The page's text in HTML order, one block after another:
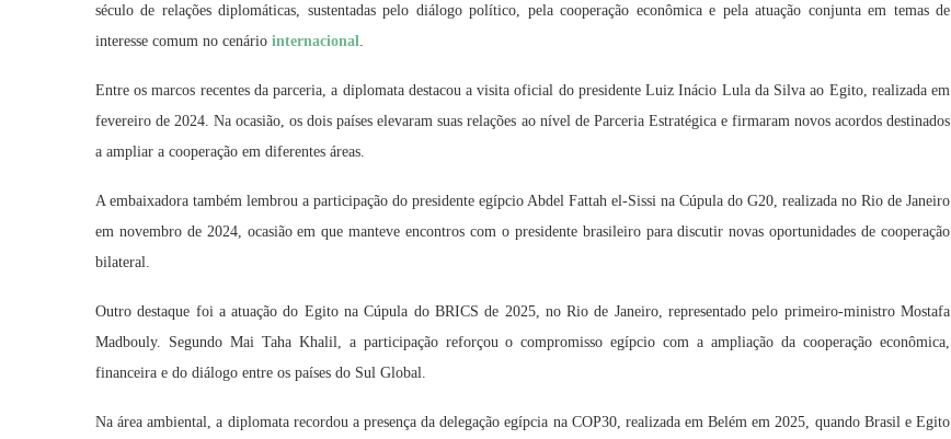
século de relações diplomáticas, sustentadas pelo diálogo político, pela cooperação econômica e pela atuação conjunta em temas de
interesse comum no cenário internacional
Entre os marcos recentes da parceria, a diplomata destacou a visita oficial do presidente Luiz Inácio Lula da Silva ao Egito, realizada em
fevereiro de 2024. Na ocasião, os dois países elevaram suas relações ao nível de Parceria Estratégica e firmaram novos acordos destinados
a ampliar a cooperação em diferentes áreas.
A embaixadora também lembrou a participação do presidente egípcio Abdel Fattah el-Sissi na Cúpula do G20, realizada no Rio de Janeiro
em novembro de 2024, ocasião em que manteve encontros com o presidente brasileiro para discutir novas oportunidades de cooperação
bilateral.
Outro destaque foi a atuação do Egito na Cúpula do BRICS de 2025, no Rio de Janeiro, representado pelo primeiro-ministro Mostafa
Madbouly. Segundo Mai Taha Khalil, a participação reforçou o compromisso egípcio com a ampliação da cooperação econômica,
financeira e do diálogo entre os países do Sul Global.
Na área ambiental, a diplomata recordou a presença da delegação egípcia na COP30, realizada em Belém em 2025, quando Brasil e Egito